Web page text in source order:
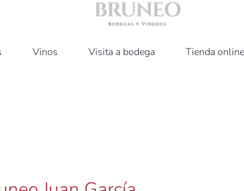
Vinos Visita a bodega Tienda online